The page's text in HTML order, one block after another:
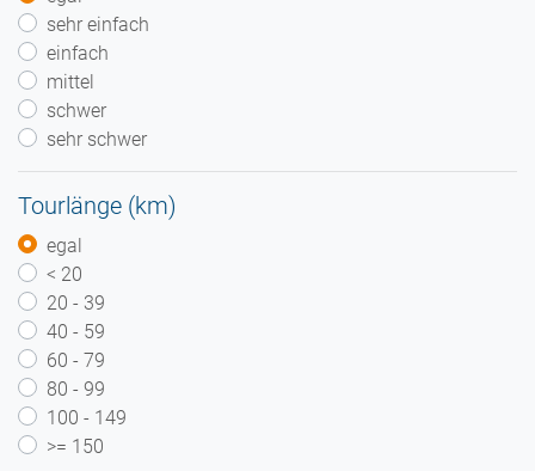
sehr einfach
einfach
mittel
schwer
sehr schwer
Tourlänge (km)
egal
< 20
20 - 39
40 - 59
60 - 79
80 - 99
100 - 149
>= 150